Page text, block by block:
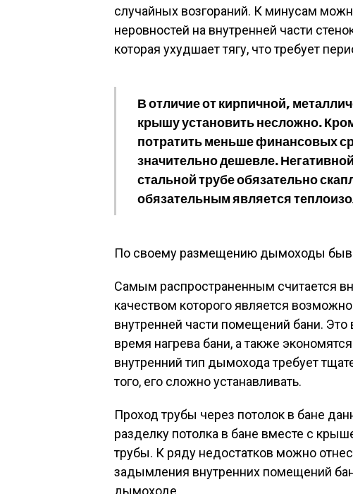
случайных возгораний. К минусам
неровностей на внутренней части
которая ухудшает тягу, что требует
В отличие от кирпичной,
крышу установить несложно.
потратить меньше финансовых
значительно дешевле.
стальной трубе обязательно
обязательным является
По своему размещению дымоходы
Самым распространенным считается
качеством которого является
внутренней части помещений бани. Это
время нагрева бани, а также
внутренний тип дымохода требует
того, его сложно устанавливать.
Проход трубы через потолок в бане
разделку потолка в бане вместе с
трубы. К ряду недостатков можно
задымления внутренних помещений
дымоходе.